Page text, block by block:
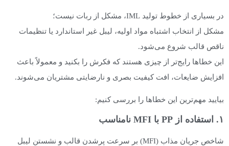
در بسیاری از خطوط تولید IML، مشکل از ربات نیست؛
مشکل از انتخاب اشتباه مواد اولیه، لیبل غیر استاندارد یا تنظیمات
ناقص قالب شروع می‌شود.
این خطاها رایج‌تر از چیزی هستند که فکرش را بکنید و معمولاً باعث
افزایش ضایعات، افت کیفیت بصری و نارضایتی مشتریان می‌شوند.
بیایید مهم‌ترین این خطاها را بررسی کنیم:
۱. استفاده از PP با MFI نامناسب
شاخص جریان مذاب (MFI) بر سرعت پرشدن قالب و نشستن لیبل